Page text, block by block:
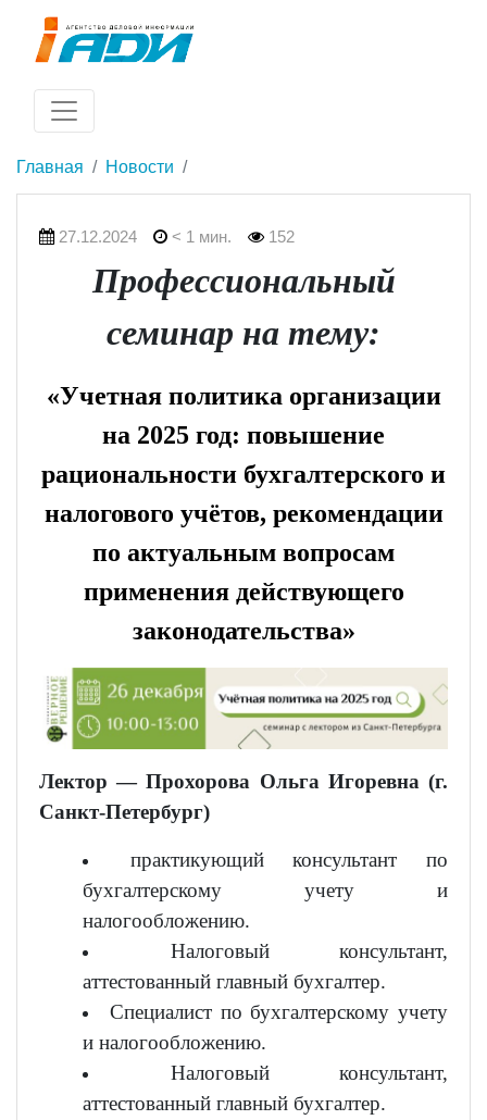
Главная Новости
27.12.2024 < 1 мин. 152
Профессиональный
семинар на тему:
«Учетная политика организации
на 2025 год: повышение
рациональности бухгалтерского и
налогового учётов, рекомендации
по актуальным вопросам
применения действующего
законодательства»
Лектор — Прохорова Ольга Игоревна (г.
Санкт-Петербург)
практикующий консультант по
бухгалтерскому учету и
налогообложению.
Налоговый консультант,
аттестованный главный бухгалтер.
Специалист по бухгалтерскому учету
и налогообложению.
Налоговый консультант,
аттестованный главный бухгалтер.